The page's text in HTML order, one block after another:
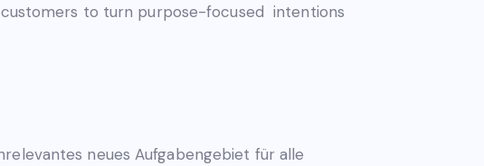
customers to turn purpose-focused intentions
neues Aufgabengebiet für alle